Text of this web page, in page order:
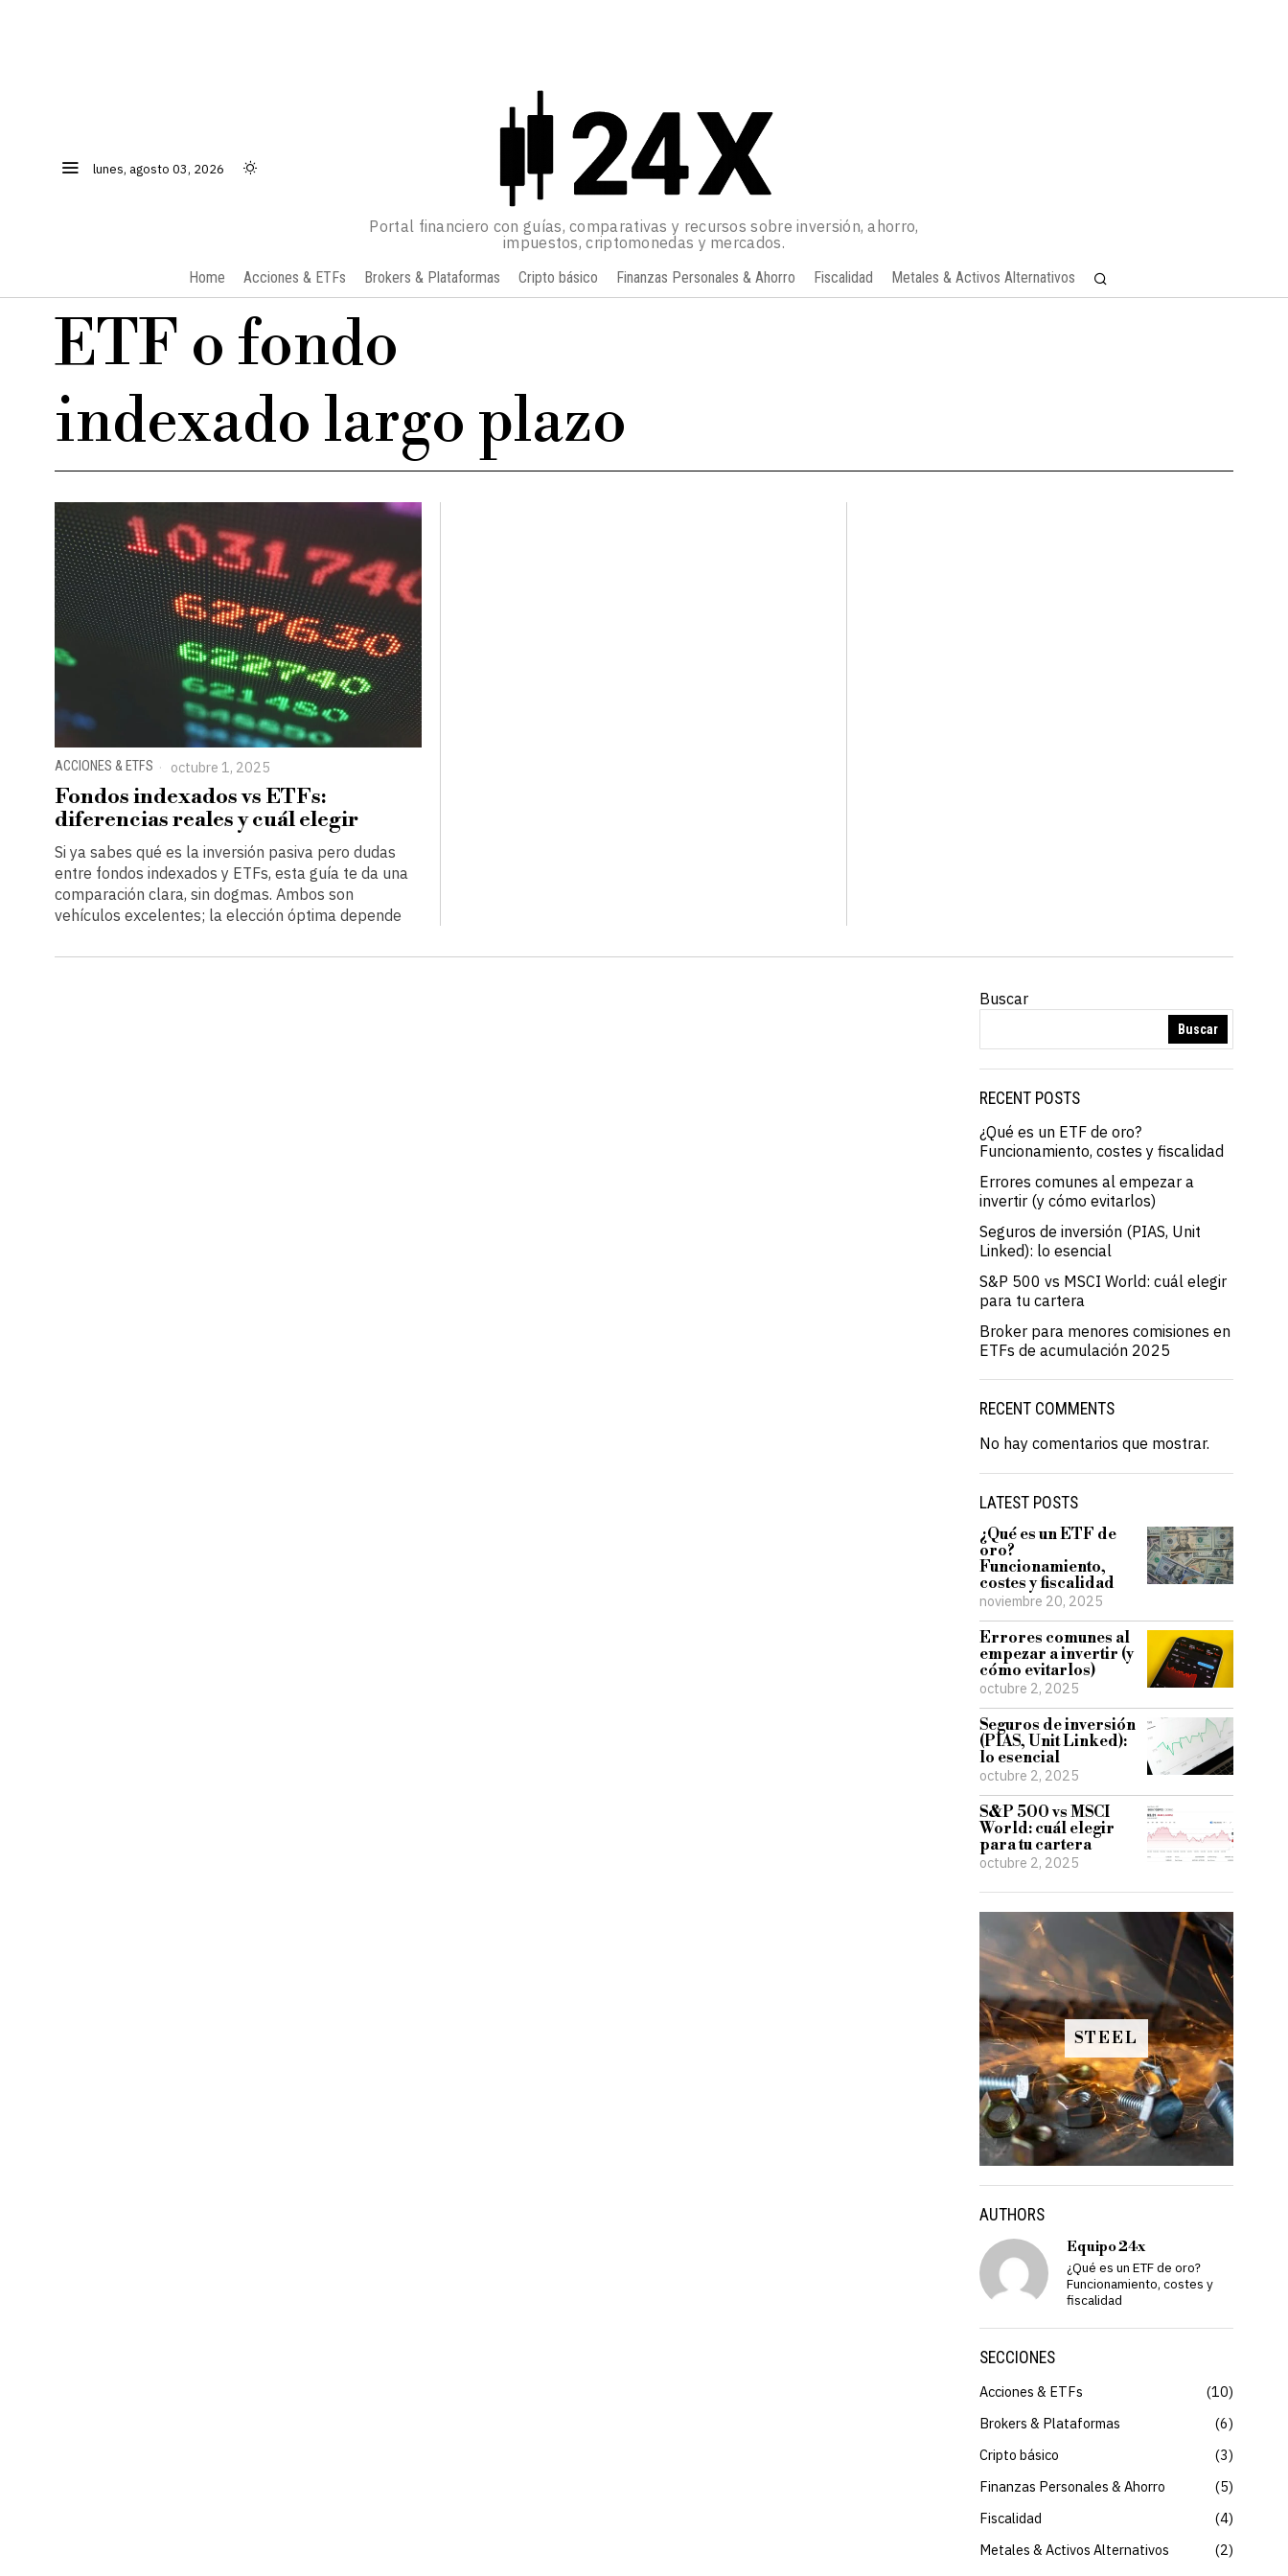
lunes, agosto 03, 2026
Portal financiero con guías, comparativas y recursos sobre inversión, ahorro,
impuestos, criptomonedas y mercados.
Home Acciones & ETFs Brokers & Plataformas Cripto básico Finanzas Personales & Ahorro Fiscalidad Metales & Activos Alternativos
ETF o fondo
indexado largo plazo
ACCIONES & ETFS octubre 1, 2025
Fondos indexados vs ETFs:
diferencias reales y cuál elegir
Si ya sabes qué es la inversión pasiva pero dudas
entre fondos indexados y ETFs, esta guía te da una
comparación clara, sin dogmas. Ambos son
vehículos excelentes; la elección óptima depende
Buscar
Buscar
RECENT POSTS
¿Qué es un ETF de oro?
Funcionamiento, costes y fiscalidad
Errores comunes al empezar a
invertir (y cómo evitarlos)
Seguros de inversión (PIAS, Unit
Linked): lo esencial
S&P 500 vs MSCI World: cuál elegir
para tu cartera
Broker para menores comisiones en
ETFs de acumulación 2025
RECENT COMMENTS
No hay comentarios que mostrar.
LATEST POSTS
¿Qué es un ETF de
oro?
Funcionamiento,
costes y fiscalidad
noviembre 20, 2025
Errores comunes al
empezar a invertir (y
cómo evitarlos)
octubre 2, 2025
Seguros de inversión
(PIAS, Unit Linked):
lo esencial
octubre 2, 2025
S&P 500 vs MSCI
World: cuál elegir
para tu cartera
octubre 2, 2025
STEEL
AUTHORS
Equipo 24x
¿Qué es un ETF de oro?
Funcionamiento, costes y
fiscalidad
SECCIONES
Acciones & ETFs
10
Brokers & Plataformas
6
Cripto básico
3
Finanzas Personales & Ahorro
5
Fiscalidad
4
Metales & Activos Alternativos
2